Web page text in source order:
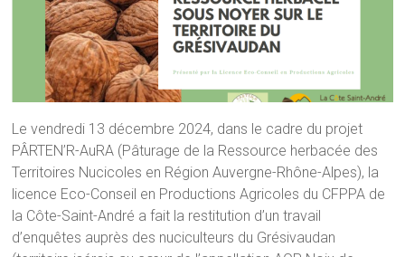
Le vendredi 13 décembre 2024, dans le cadre du projet
PÂRTEN’R-AuRA (Pâturage de la Ressource herbacée des
Territoires Nucicoles en Région Auvergne-Rhône-Alpes), la
licence Eco-Conseil en Productions Agricoles du CFPPA de
la Côte-Saint-André a fait la restitution d’un travail
d’enquêtes auprès des nuciculteurs du Grésivaudan